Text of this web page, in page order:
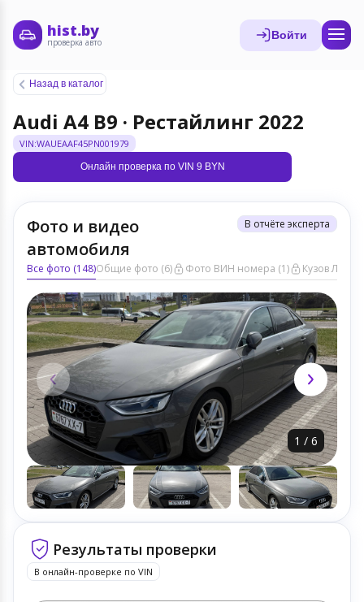
hist.by
проверка авто
Войти
Назад в каталог
Audi A4 B9 · Рестайлинг 2022
VIN:WAUEAAF45PN001979
Онлайн проверка по VIN 9 BYN
Фото и видео
автомобиля
В отчёте эксперта
Все фото (148)Общие фото (6) Фото ВИН номера (1) Кузов ЛКП
1 / 6
Результаты проверки
В онлайн-проверке по VIN